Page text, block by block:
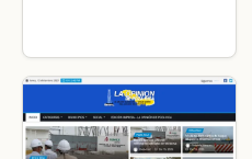
sucesos y actualidad del
municipio y su región.